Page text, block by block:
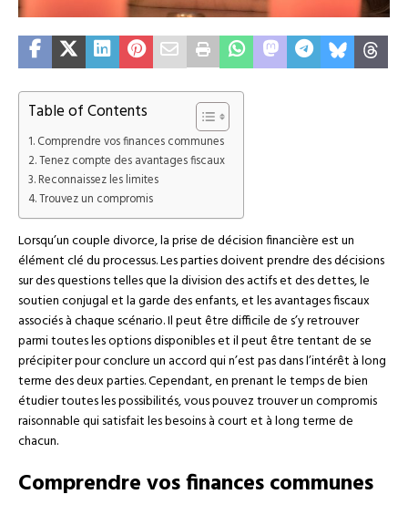
Table of Contents
Comprendre vos finances communes
Tenez compte des avantages fiscaux
Reconnaissez les limites
Trouvez un compromis
Lorsqu’un couple divorce, la prise de décision financière est un
élément clé du processus. Les parties doivent prendre des décisions
sur des questions telles que la division des actifs et des dettes, le
soutien conjugal et la garde des enfants, et les avantages fiscaux
associés à chaque scénario. Il peut être difficile de s’y retrouver
parmi toutes les options disponibles et il peut être tentant de se
précipiter pour conclure un accord qui n’est pas dans l’intérêt à long
terme des deux parties. Cependant, en prenant le temps de bien
étudier toutes les possibilités, vous pouvez trouver un compromis
raisonnable qui satisfait les besoins à court et à long terme de
chacun.
Comprendre vos finances communes